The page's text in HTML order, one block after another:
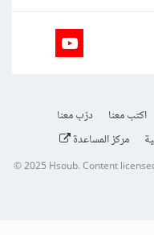
اكتب معنا
درّب معنا
مركز المساعدة
© 2025Hsoub.Content